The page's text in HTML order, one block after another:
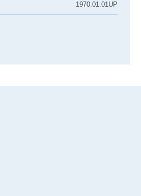
1970.01.01UP